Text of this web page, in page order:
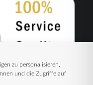
zu personalisieren,
und die Zugriffe auf